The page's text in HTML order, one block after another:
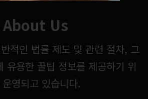
About Us
적인 법률 제도 및 관련 절차, 그
유용한 꿀팁 정보를 제공하기 위
영되고 있습니다.